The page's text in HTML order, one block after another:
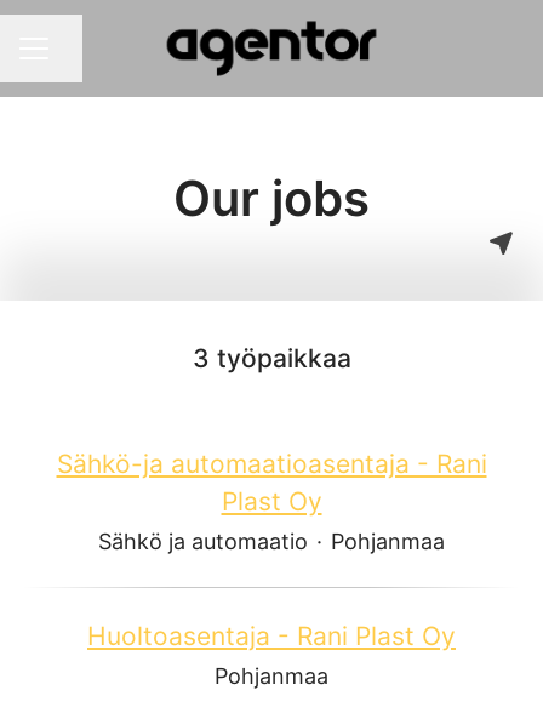
Our jobs
3 työpaikkaa
Sähkö-ja automaatioasentaja - Rani
Plast Oy
Sähkö ja automaatio · Pohjanmaa
Huoltoasentaja - Rani Plast Oy
Pohjanmaa